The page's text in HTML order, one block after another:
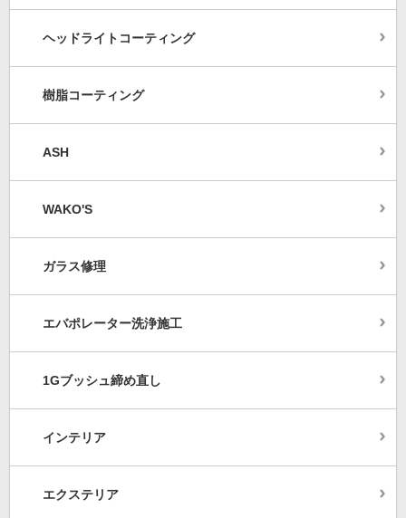
ヘッドライトコーティング
樹脂コーティング
ASH
WAKO'S
ガラス修理
エバポレーター洗浄施工
1Gブッシュ締め直し
インテリア
エクステリア